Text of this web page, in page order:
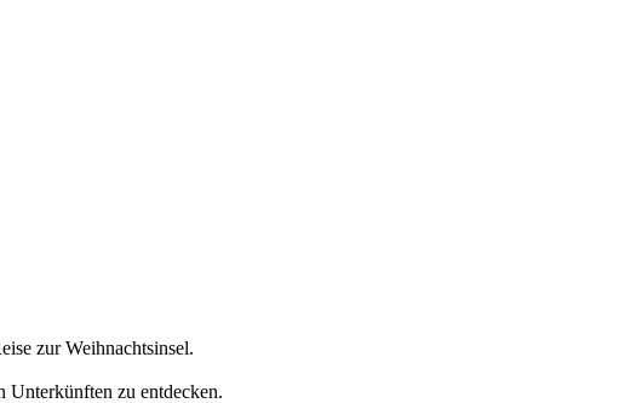
zur Weihnachtsinsel.
Unterkünften zu entdecken.